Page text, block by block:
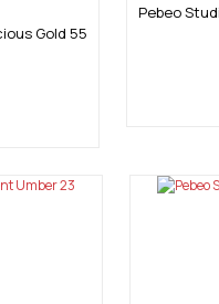
Gold 55
Pebeo